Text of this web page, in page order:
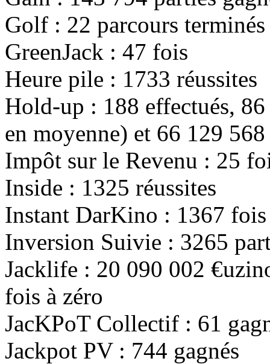
Golf : 22 parcours
GreenJack : 47 fois
Heure pile : 1733 réussites
Hold-up : 188 effectués,
en moyenne) et 66 129 568
Impôt sur le Revenu : 25
Inside : 1325 réussites
Instant DarKino : 1367
Inversion Suivie : 3265
Jacklife : 20 090 002
fois à zéro
JacKPoT Collectif : 61
Jackpot PV : 744 gagnés